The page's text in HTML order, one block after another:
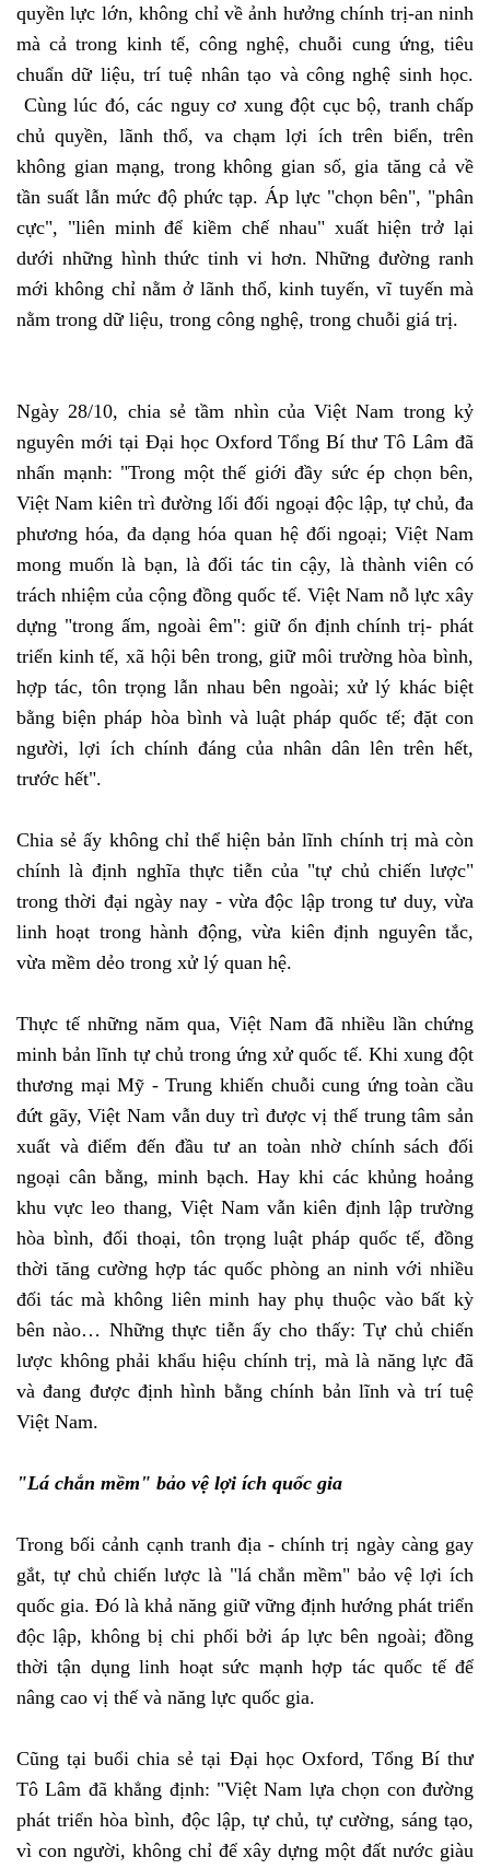
quyền lực lớn, không chỉ về ảnh hưởng chính trị-an ninh
mà cả trong kinh tế, công nghệ, chuỗi cung ứng, tiêu
chuẩn dữ liệu, trí tuệ nhân tạo và công nghệ sinh học.
Cùng lúc đó, các nguy cơ xung đột cục bộ, tranh chấp
chủ quyền, lãnh thổ, va chạm lợi ích trên biển, trên
không gian mạng, trong không gian số, gia tăng cả về
tần suất lẫn mức độ phức tạp. Áp lực "chọn bên", "phân
cực", "liên minh để kiềm chế nhau" xuất hiện trở lại
dưới những hình thức tinh vi hơn. Những đường ranh
mới không chỉ nằm ở lãnh thổ, kinh tuyến, vĩ tuyến mà
nằm trong dữ liệu, trong công nghệ, trong chuỗi giá trị.
Ngày 28/10, chia sẻ tầm nhìn của Việt Nam trong kỷ
nguyên mới tại Đại học Oxford Tổng Bí thư Tô Lâm đã
nhấn mạnh: "Trong một thế giới đầy sức ép chọn bên,
Việt Nam kiên trì đường lối đối ngoại độc lập, tự chủ, đa
phương hóa, đa dạng hóa quan hệ đối ngoại; Việt Nam
mong muốn là bạn, là đối tác tin cậy, là thành viên có
trách nhiệm của cộng đồng quốc tế. Việt Nam nỗ lực xây
dựng "trong ấm, ngoài êm": giữ ổn định chính trị- phát
triển kinh tế, xã hội bên trong, giữ môi trường hòa bình,
hợp tác, tôn trọng lẫn nhau bên ngoài; xử lý khác biệt
bằng biện pháp hòa bình và luật pháp quốc tế; đặt con
người, lợi ích chính đáng của nhân dân lên trên hết,
trước hết".
Chia sẻ ấy không chỉ thể hiện bản lĩnh chính trị mà còn
chính là định nghĩa thực tiễn của "tự chủ chiến lược"
trong thời đại ngày nay - vừa độc lập trong tư duy, vừa
linh hoạt trong hành động, vừa kiên định nguyên tắc,
vừa mềm dẻo trong xử lý quan hệ.
Thực tế những năm qua, Việt Nam đã nhiều lần chứng
minh bản lĩnh tự chủ trong ứng xử quốc tế. Khi xung đột
thương mại Mỹ - Trung khiến chuỗi cung ứng toàn cầu
đứt gãy, Việt Nam vẫn duy trì được vị thế trung tâm sản
xuất và điểm đến đầu tư an toàn nhờ chính sách đối
ngoại cân bằng, minh bạch. Hay khi các khủng hoảng
khu vực leo thang, Việt Nam vẫn kiên định lập trường
hòa bình, đối thoại, tôn trọng luật pháp quốc tế, đồng
thời tăng cường hợp tác quốc phòng an ninh với nhiều
đối tác mà không liên minh hay phụ thuộc vào bất kỳ
bên nào… Những thực tiễn ấy cho thấy: Tự chủ chiến
lược không phải khẩu hiệu chính trị, mà là năng lực đã
và đang được định hình bằng chính bản lĩnh và trí tuệ
Việt Nam.
"Lá chắn mềm" bảo vệ lợi ích quốc gia
Trong bối cảnh cạnh tranh địa - chính trị ngày càng gay
gắt, tự chủ chiến lược là "lá chắn mềm" bảo vệ lợi ích
quốc gia. Đó là khả năng giữ vững định hướng phát triển
độc lập, không bị chi phối bởi áp lực bên ngoài; đồng
thời tận dụng linh hoạt sức mạnh hợp tác quốc tế để
nâng cao vị thế và năng lực quốc gia.
Cũng tại buổi chia sẻ tại Đại học Oxford, Tổng Bí thư
Tô Lâm đã khẳng định: "Việt Nam lựa chọn con đường
phát triển hòa bình, độc lập, tự chủ, tự cường, sáng tạo,
vì con người, không chỉ để xây dựng một đất nước giàu